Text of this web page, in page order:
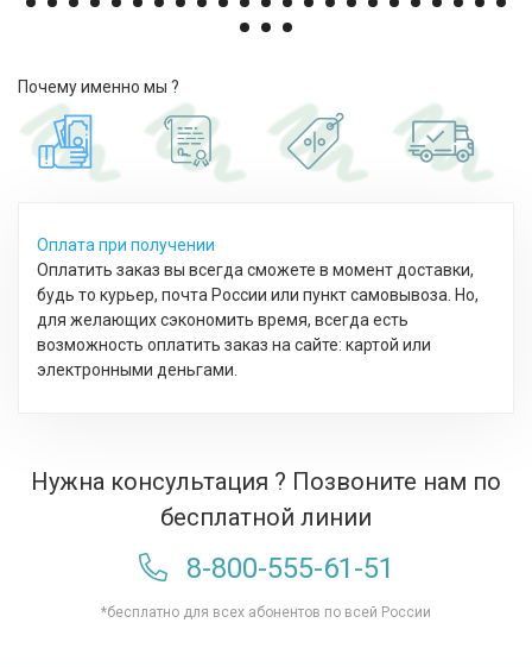
Почему именно мы ?
Оплата при получении
Оплатить заказ вы всегда сможете в момент доставки,
будь то курьер, почта России или пункт самовывоза. Но,
для желающих сэкономить время, всегда есть
возможность оплатить заказ на сайте: картой или
электронными деньгами.
Нужна консультация ? Позвоните нам по
бесплатной линии
8-800-555-61-51
*бесплатно для всех абонентов по всей России